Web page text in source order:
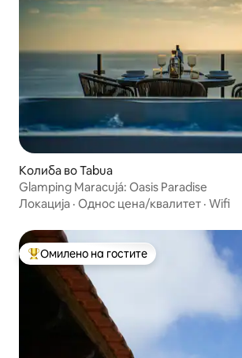
Колиба во Tabua
Glamping Maracujá: Oasis Paradise
Локација · Однос цена/квалитет · Wifi
Меѓу најуспешните „Омилени на гостите“
Омилено на гостите